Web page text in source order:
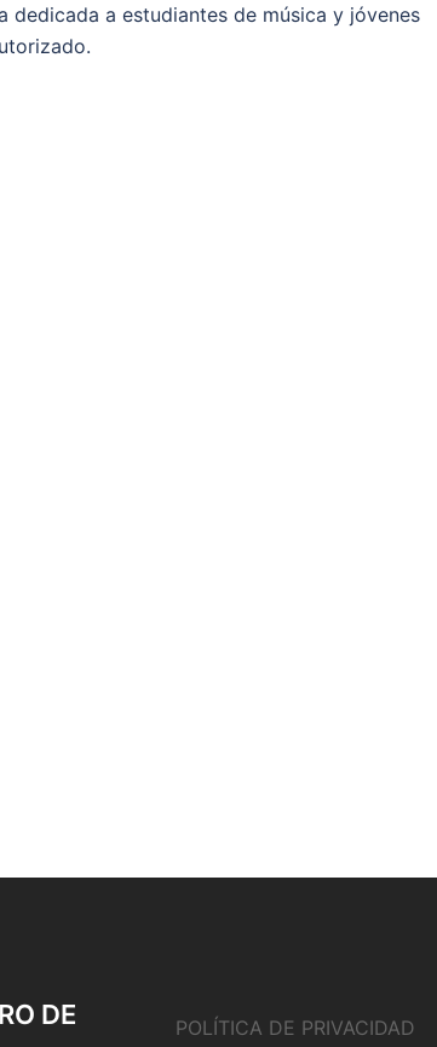
dedicada a estudiantes de música y jóvenes
DE POLÍTICA DE PRIVACIDAD